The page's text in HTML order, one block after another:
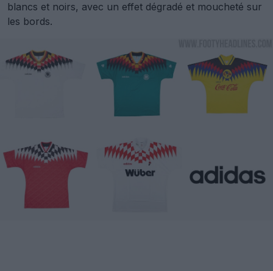
blancs et noirs, avec un effet dégradé et moucheté sur
les bords.